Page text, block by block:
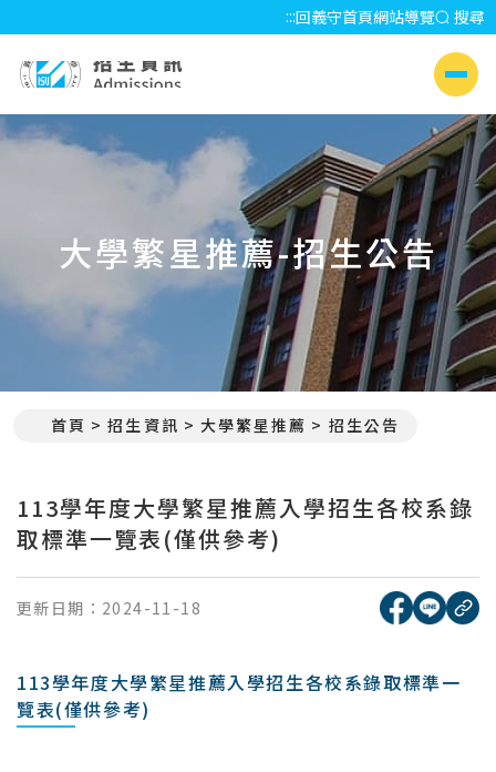
:::回義守首頁網站導覽 搜尋
側選單
大學繁星推薦-招生公告
首頁 招生資訊 大學繁星推薦 招生公告
113學年度大學繁星推薦入學招生各校系錄
取標準一覽表(僅供參考)
更新日期： 2024-11-18 [另開新
[另開
複
113學年度大學繁星推薦入學招生各校系錄取標準一
覽表(僅供參考)